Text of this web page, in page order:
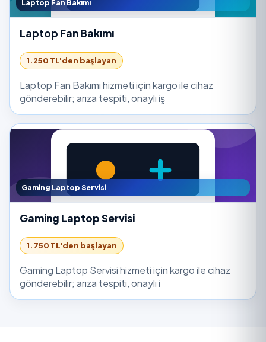
Laptop Fan Bakımı
Laptop Fan Bakımı
1.250 TL'den başlayan
Laptop Fan Bakımı hizmeti için kargo ile cihaz
gönderebilir; arıza tespiti, onaylı iş
Gaming Laptop Servisi
Gaming Laptop Servisi
1.750 TL'den başlayan
Gaming Laptop Servisi hizmeti için kargo ile cihaz
gönderebilir; arıza tespiti, onaylı i